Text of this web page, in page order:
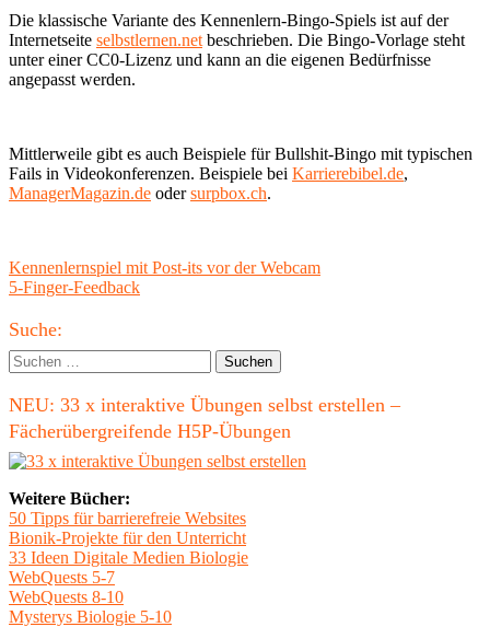
Die klassische Variante des Kennenlern-Bingo-Spiels ist auf der
Internetseite selbstlernen.net beschrieben. Die Bingo-Vorlage steht
unter einer CC0-Lizenz und kann an die eigenen Bedürfnisse
angepasst werden.
Mittlerweile gibt es auch Beispiele für Bullshit-Bingo mit typischen
Fails in Videokonferenzen. Beispiele bei Karrierebibel.de,
ManagerMagazin.de odersurpbox.ch.
Beitragsnavigation
Vorheriger
Beitrag:
Kennenlernspiel mit Post-its vor der Webcam
Nächster
5-Finger-Feedback
Haupt-
Seitenleiste
Suche:
Suchen
nach:
NEU: 33 x interaktive Übungen selbst erstellen –
Fächerübergreifende H5P-Übungen
Weitere Bücher:
50 Tipps für barrierefreie Websites
Bionik-Projekte für den Unterricht
33 Ideen Digitale Medien Biologie
WebQuests 5-7
WebQuests 8-10
Mysterys Biologie 5-10